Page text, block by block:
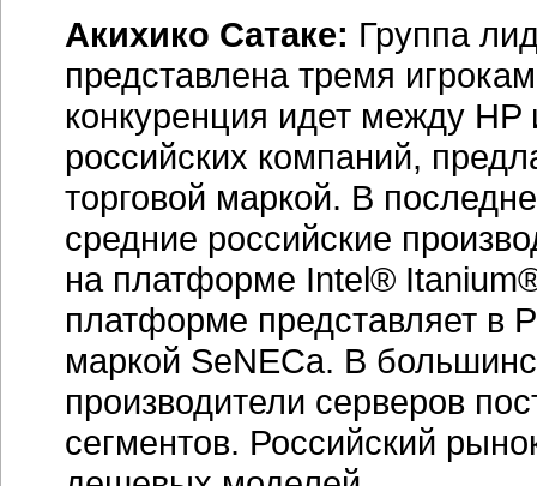
Акихико Сатаке: Группа
представлена тремя
конкуренция идет между HP
российских компаний,
торговой маркой. В
средние российские
на платформе Intel®
платформе представляет в
маркой SeNECa. В
производители серверов
сегментов. Российский